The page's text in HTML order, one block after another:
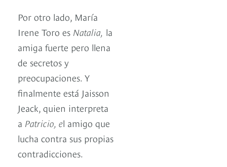
Por otro lado, María
Irene Toro es Natalia, la
amiga fuerte pero llena
de secretos y
preocupaciones. Y
finalmente está Jaisson
Jeack, quien interpreta
a Patricio, el amigo que
lucha contra sus propias
contradicciones.